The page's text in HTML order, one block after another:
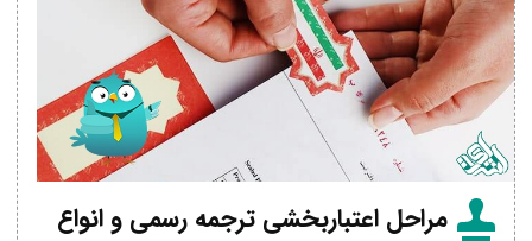
مراحل اعتباربخشی ترجمه رسمی و انواع